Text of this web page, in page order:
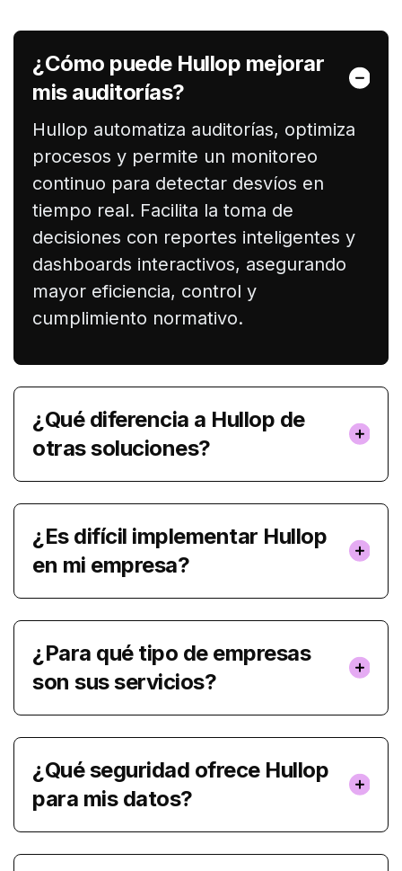
¿Cómo puede Hullop mejorar
mis auditorías?
Hullop automatiza auditorías, optimiza
procesos y permite un monitoreo
continuo para detectar desvíos en
tiempo real. Facilita la toma de
decisiones con reportes inteligentes y
dashboards interactivos, asegurando
mayor eficiencia, control y
cumplimiento normativo.
¿Qué diferencia a Hullop de
otras soluciones?
¿Es difícil implementar Hullop
en mi empresa?
¿Para qué tipo de empresas
son sus servicios?
¿Qué seguridad ofrece Hullop
para mis datos?